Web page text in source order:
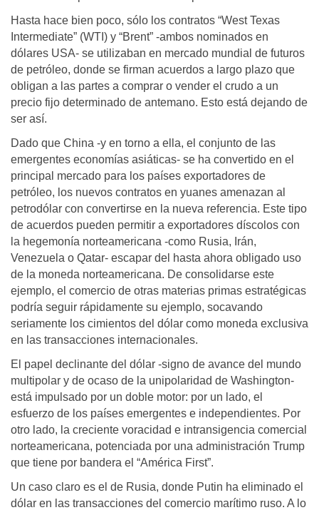
Hasta hace bien poco, sólo los contratos “West Texas
Intermediate” (WTI) y “Brent” -ambos nominados en
dólares USA- se utilizaban en mercado mundial de futuros
de petróleo, donde se firman acuerdos a largo plazo que
obligan a las partes a comprar o vender el crudo a un
precio fijo determinado de antemano. Esto está dejando de
ser así.
Dado que China -y en torno a ella, el conjunto de las
emergentes economías asiáticas- se ha convertido en el
principal mercado para los países exportadores de
petróleo, los nuevos contratos en yuanes amenazan al
petrodólar con convertirse en la nueva referencia. Este tipo
de acuerdos pueden permitir a exportadores díscolos con
la hegemonía norteamericana -como Rusia, Irán,
Venezuela o Qatar- escapar del hasta ahora obligado uso
de la moneda norteamericana. De consolidarse este
ejemplo, el comercio de otras materias primas estratégicas
podría seguir rápidamente su ejemplo, socavando
seriamente los cimientos del dólar como moneda exclusiva
en las transacciones internacionales.
El papel declinante del dólar -signo de avance del mundo
multipolar y de ocaso de la unipolaridad de Washington-
está impulsado por un doble motor: por un lado, el
esfuerzo de los países emergentes e independientes. Por
otro lado, la creciente voracidad e intransigencia comercial
norteamericana, potenciada por una administración Trump
que tiene por bandera el “América First”.
Un caso claro es el de Rusia, donde Putin ha eliminado el
dólar en las transacciones del comercio marítimo ruso. A lo